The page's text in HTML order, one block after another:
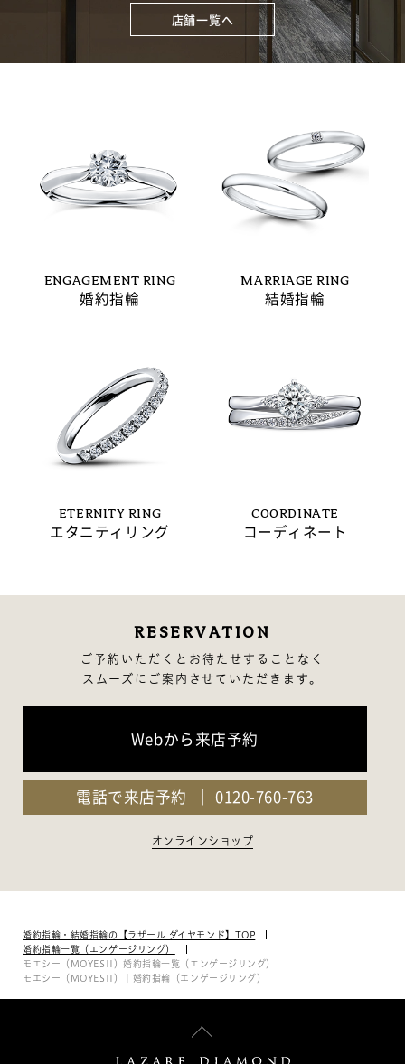
店舗一覧へ
ENGAGEMENT RING
婚約指輪
MARRIAGE RING
結婚指輪
ETERNITY RING
エタニティリング
COORDINATE
コーディネート
RESERVATION
ご予約いただくとお待たせすることなく
スムーズにご案内させていただきます。
Webから来店予約
電話で来店予約 0120-760-763
オンラインショップ
婚約指輪・結婚指輪の【ラザール ダイヤモンド】TOP
婚約指輪一覧（エンゲージリング）
モエシー（MOYESII）婚約指輪一覧（エンゲージリング）
モエシー（MOYESII）｜婚約指輪（エンゲージリング）